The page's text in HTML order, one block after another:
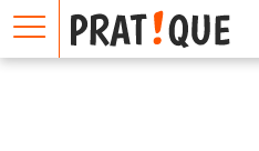
E
m
a